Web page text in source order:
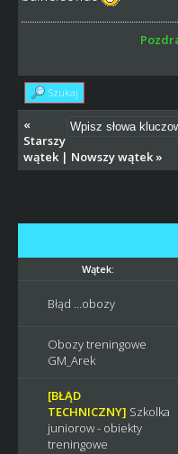
Szukaj
«
Starszy
wątek| Nowszy wątek»
Wątek:
Błąd ...obozy
Obozy treningowe
GM_Arek
[BŁĄD
TECHNICZNY] Szkolka
juniorow - obiekty
treningowe